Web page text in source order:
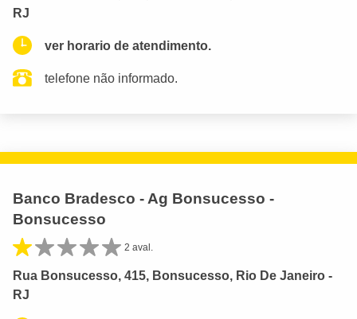
RJ
ver horario de atendimento.
telefone não informado.
Banco Bradesco - Ag Bonsucesso -
Bonsucesso
2 aval.
Rua Bonsucesso, 415, Bonsucesso, Rio De Janeiro -
RJ